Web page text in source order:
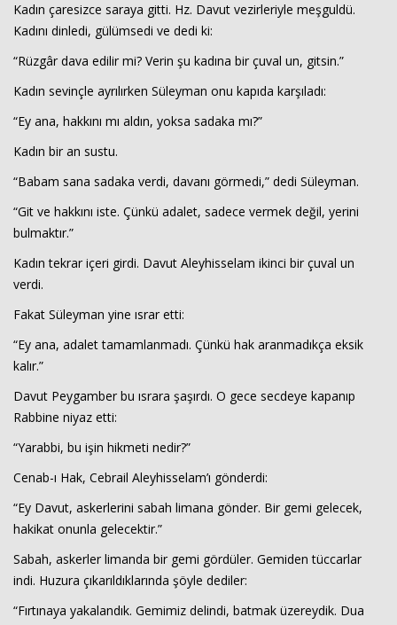
Kadın çaresizce saraya gitti. Hz. Davut vezirleriyle meşguldü.
Kadını dinledi, gülümsedi ve dedi ki:
“Rüzgâr dava edilir mi? Verin şu kadına bir çuval un, gitsin.”
Kadın sevinçle ayrılırken Süleyman onu kapıda karşıladı:
“Ey ana, hakkını mı aldın, yoksa sadaka mı?”
Kadın bir an sustu.
“Babam sana sadaka verdi, davanı görmedi,” dedi Süleyman.
“Git ve hakkını iste. Çünkü adalet, sadece vermek değil, yerini
bulmaktır.”
Kadın tekrar içeri girdi. Davut Aleyhisselam ikinci bir çuval un
verdi.
Fakat Süleyman yine ısrar etti:
“Ey ana, adalet tamamlanmadı. Çünkü hak aranmadıkça eksik
kalır.”
Davut Peygamber bu ısrara şaşırdı. O gece secdeye kapanıp
Rabbine niyaz etti:
“Yarabbi, bu işin hikmeti nedir?”
Cenab-ı Hak, Cebrail Aleyhisselam’ı gönderdi:
“Ey Davut, askerlerini sabah limana gönder. Bir gemi gelecek,
hakikat onunla gelecektir.”
Sabah, askerler limanda bir gemi gördüler. Gemiden tüccarlar
indi. Huzura çıkarıldıklarında şöyle dediler:
“Fırtınaya yakalandık. Gemimiz delindi, batmak üzereydik. Dua